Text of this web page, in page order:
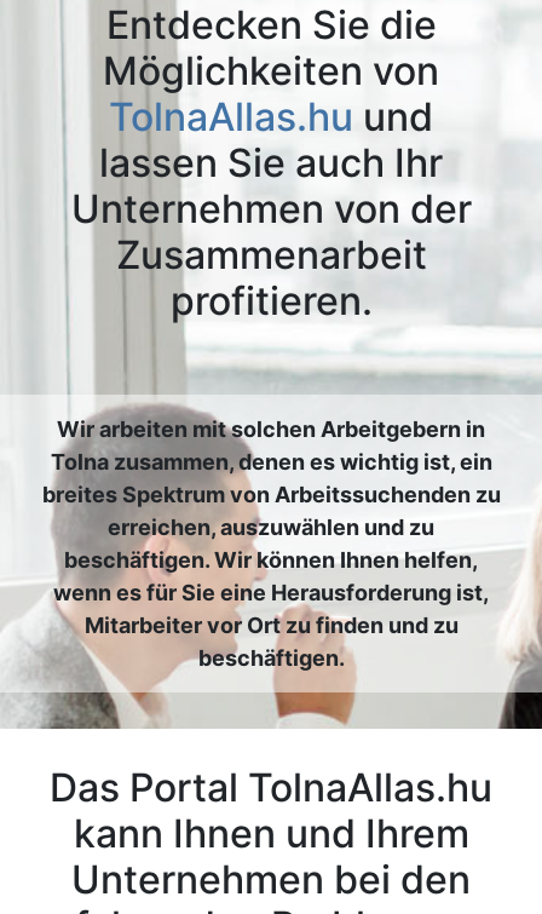
Entdecken Sie die
Möglichkeiten von
TolnaAllas.hu und
lassen Sie auch Ihr
Unternehmen von der
Zusammenarbeit
profitieren.
Wir arbeiten mit solchen Arbeitgebern in
Tolna zusammen, denen es wichtig ist, ein
breites Spektrum von Arbeitssuchenden zu
erreichen, auszuwählen und zu
beschäftigen. Wir können Ihnen helfen,
wenn es für Sie eine Herausforderung ist,
Mitarbeiter vor Ort zu finden und zu
beschäftigen.
Das Portal TolnaAllas.hu
kann Ihnen und Ihrem
Unternehmen bei den